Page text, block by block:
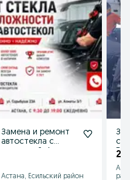
Замена и ремонт
автостекла с
Астана, Есильский район
20